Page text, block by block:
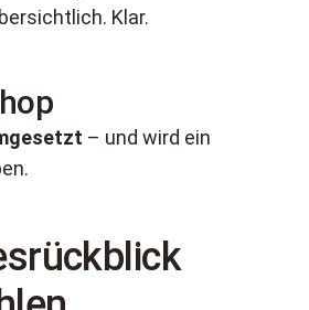
Klar.
– und wird ein